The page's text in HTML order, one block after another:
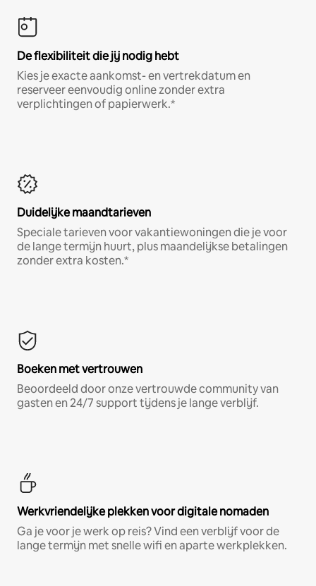
De flexibiliteit die jij nodig hebt
Kies je exacte aankomst- en vertrekdatum en
reserveer eenvoudig online zonder extra
verplichtingen of papierwerk.*
Duidelijke maandtarieven
Speciale tarieven voor vakantiewoningen die je voor
de lange termijn huurt, plus maandelijkse betalingen
zonder extra kosten.*
Boeken met vertrouwen
Beoordeeld door onze vertrouwde community van
gasten en 24/7 support tijdens je lange verblijf.
Werkvriendelijke plekken voor digitale nomaden
Ga je voor je werk op reis? Vind een verblijf voor de
lange termijn met snelle wifi en aparte werkplekken.